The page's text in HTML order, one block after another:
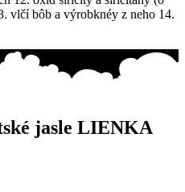
vlčí bôb a výrobknéy z neho 14.
jasle LIENKA